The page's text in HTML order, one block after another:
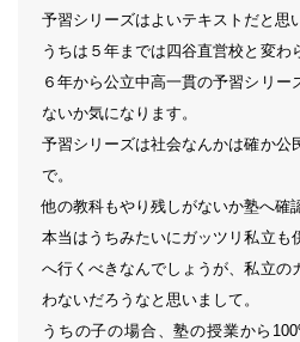
予習シリーズはよいテキストだと思
うちは５年までは四谷直営校と変わ
６年から公立中高一貫の予習シリ
ないか気になります。
予習シリーズは社会なんかは確か公
で。
他の教科もやり残しがないか塾へ確
本当はうちみたいにガッツリ私立も
へ行くべきなんでしょうが、私立の
わないだろうなと思いまして。
うちの子の場合、塾の授業から